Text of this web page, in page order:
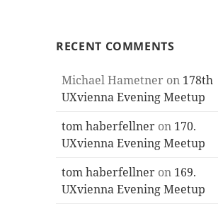
RECENT COMMENTS
Michael Hametner on 178th
UXvienna Evening Meetup
tom haberfellner on 170.
UXvienna Evening Meetup
tom haberfellner on 169.
UXvienna Evening Meetup